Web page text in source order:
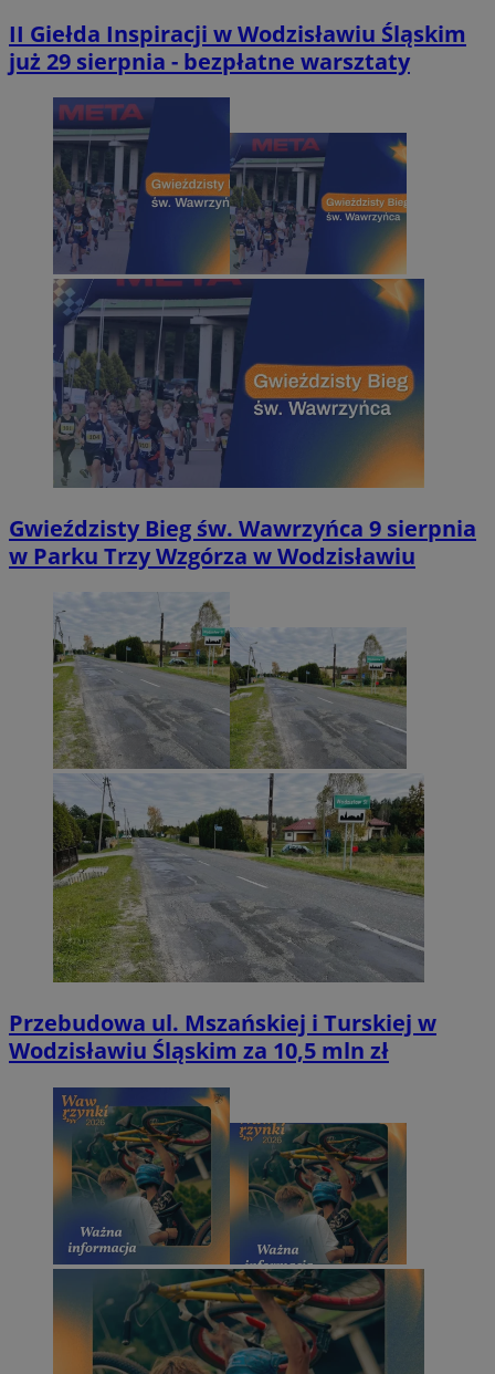
II Giełda Inspiracji w Wodzisławiu Śląskim
już 29 sierpnia - bezpłatne warsztaty
Gwieździsty Bieg św. Wawrzyńca 9 sierpnia
w Parku Trzy Wzgórza w Wodzisławiu
Przebudowa ul. Mszańskiej i Turskiej w
Wodzisławiu Śląskim za 10,5 mln zł